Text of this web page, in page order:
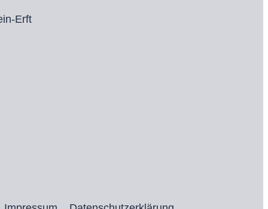
Erft